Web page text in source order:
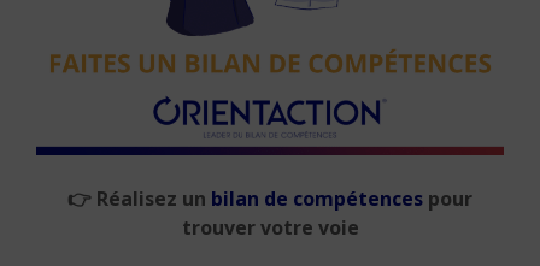
👉 Réalisez un bilan de compétences pour
trouver votre voie